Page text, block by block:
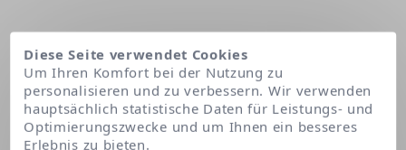
Diese Seite verwendet Cookies
Um Ihren Komfort bei der Nutzung zu
personalisieren und zu verbessern. Wir verwenden
hauptsächlich statistische Daten für Leistungs- und
Optimierungszwecke und um Ihnen ein besseres
Erlebnis zu bieten.